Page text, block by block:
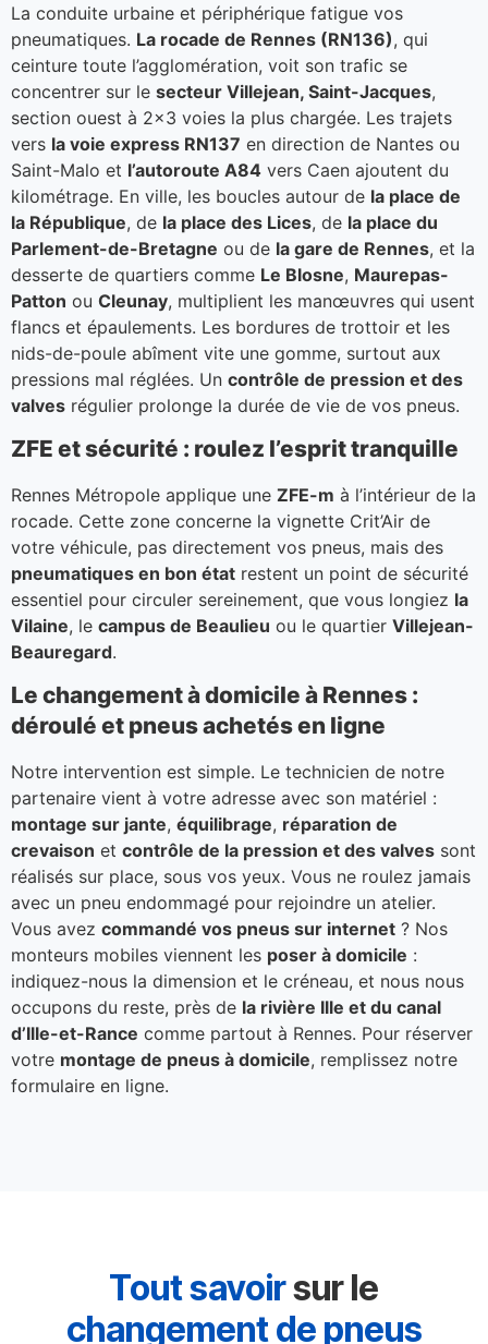
La conduite urbaine et périphérique fatigue vos
pneumatiques. La rocade de Rennes (RN136), qui
ceinture toute l’agglomération, voit son trafic se
concentrer sur le secteur Villejean, Saint-Jacques,
section ouest à 2×3 voies la plus chargée. Les trajets
vers la voie express RN137 en direction de Nantes ou
Saint-Malo et l’autoroute A84 vers Caen ajoutent du
kilométrage. En ville, les boucles autour de la place de
la République, de la place des Lices, de la place du
Parlement-de-Bretagne ou de la gare de Rennes, et la
desserte de quartiers comme Le Blosne, Maurepas-
Patton ou Cleunay, multiplient les manœuvres qui usent
flancs et épaulements. Les bordures de trottoir et les
nids-de-poule abîment vite une gomme, surtout aux
pressions mal réglées. Un contrôle de pression et des
valves régulier prolonge la durée de vie de vos pneus.
ZFE et sécurité : roulez l’esprit tranquille
Rennes Métropole applique une ZFE-m à l’intérieur de la
rocade. Cette zone concerne la vignette Crit’Air de
votre véhicule, pas directement vos pneus, mais des
pneumatiques en bon état restent un point de sécurité
essentiel pour circuler sereinement, que vous longiez la
Vilaine, le campus de Beaulieu ou le quartier Villejean-
Beauregard.
Le changement à domicile à Rennes :
déroulé et pneus achetés en ligne
Notre intervention est simple. Le technicien de notre
partenaire vient à votre adresse avec son matériel :
montage sur jante, équilibrage, réparation de
crevaison et contrôle de la pression et des valves sont
réalisés sur place, sous vos yeux. Vous ne roulez jamais
avec un pneu endommagé pour rejoindre un atelier.
Vous avez commandé vos pneus sur internet ? Nos
monteurs mobiles viennent les poser à domicile :
indiquez-nous la dimension et le créneau, et nous nous
occupons du reste, près de la rivière Ille et du canal
d’Ille-et-Rance comme partout à Rennes. Pour réserver
votre montage de pneus à domicile, remplissez notre
formulaire en ligne.
Tout savoirsur le
changement de pneus